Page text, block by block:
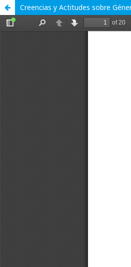
Creencias y Actitudes sobre